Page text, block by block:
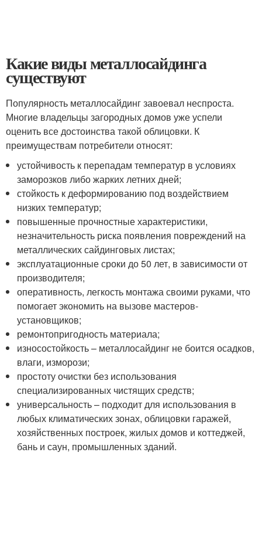
Какие виды металлосайдинга
существуют
Популярность металлосайдинг завоевал неспроста.
Многие владельцы загородных домов уже успели
оценить все достоинства такой облицовки. К
преимуществам потребители относят:
устойчивость к перепадам температур в условиях
заморозков либо жарких летних дней;
стойкость к деформированию под воздействием
низких температур;
повышенные прочностные характеристики,
незначительность риска появления повреждений на
металлических сайдинговых листах;
эксплуатационные сроки до 50 лет, в зависимости от
производителя;
оперативность, легкость монтажа своими руками, что
помогает экономить на вызове мастеров-
установщиков;
ремонтопригодность материала;
износостойкость – металлосайдинг не боится осадков,
влаги, изморози;
простоту очистки без использования
специализированных чистящих средств;
универсальность – подходит для использования в
любых климатических зонах, облицовки гаражей,
хозяйственных построек, жилых домов и коттеджей,
бань и саун, промышленных зданий.